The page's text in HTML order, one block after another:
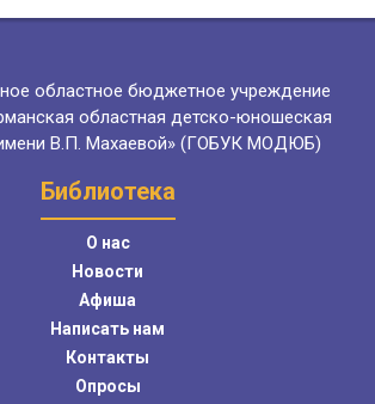
областное бюджетное учреждение
областная детско-юношеская
В.П. Махаевой» (ГОБУК МОДЮБ)
Библиотека
О нас
Новости
Афиша
Написать нам
Контакты
Опросы